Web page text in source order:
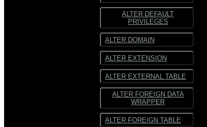
ORC
SequenceFile
Многострочный
Текст
фиксированной
ширины
ALTER DEFAULT
PRIVILEGES
ALTER DOMAIN
ALTER EXTENSION
ALTER EXTERNAL TABLE
ALTER FOREIGN DATA
WRAPPER
ALTER FOREIGN TABLE